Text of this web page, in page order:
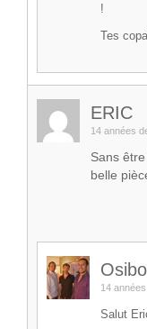
!
Tes
ERIC
14 années
Sans
belle
14
Salut